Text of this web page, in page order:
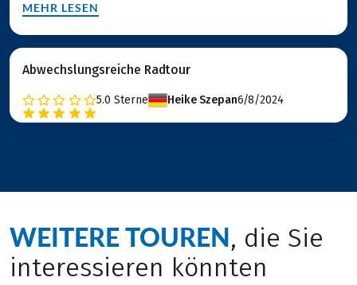
MEHR LESEN
Abwechslungsreiche Radtour
5.0 Sterne Heike Szepan6/8/2024
WEITERE TOUREN, die Sie
interessieren könnten